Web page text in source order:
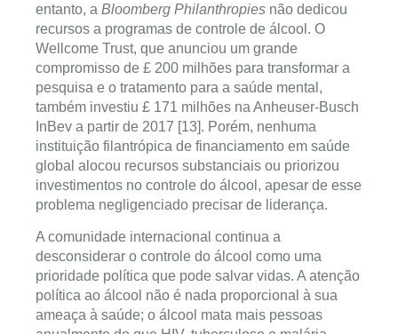
entanto, a Bloomberg Philanthropies não dedicou
recursos a programas de controle de álcool. O
Wellcome Trust, que anunciou um grande
compromisso de £ 200 milhões para transformar a
pesquisa e o tratamento para a saúde mental,
também investiu £ 171 milhões na Anheuser-Busch
InBev a partir de 2017 [13]. Porém, nenhuma
instituição filantrópica de financiamento em saúde
global alocou recursos substanciais ou priorizou
investimentos no controle do álcool, apesar de esse
problema negligenciado precisar de liderança.
A comunidade internacional continua a
desconsiderar o controle do álcool como uma
prioridade política que pode salvar vidas. A atenção
política ao álcool não é nada proporcional à sua
ameaça à saúde; o álcool mata mais pessoas